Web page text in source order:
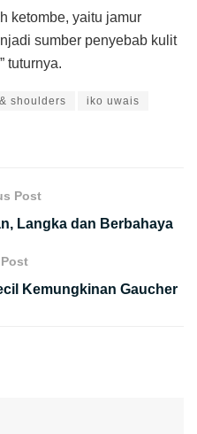
ketombe, yaitu jamur
sumber penyebab kulit
tuturnya.
shoulders iko uwais
Post
Langka dan Berbahaya
Kemungkinan Gaucher